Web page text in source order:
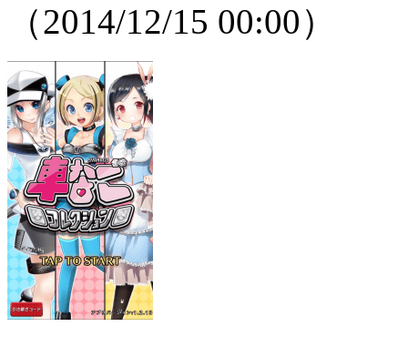
（2014/12/15 00:00）